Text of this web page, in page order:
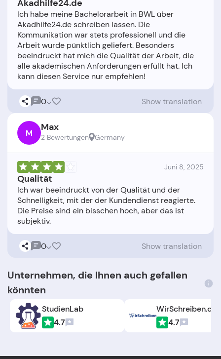
Akadhilfe24.de
Ich habe meine Bachelorarbeit in BWL über
Akadhilfe24.de schreiben lassen. Die
Kommunikation war stets professionell und die
Arbeit wurde pünktlich geliefert. Besonders
beeindruckt hat mich die Qualität der Arbeit, die
alle akademischen Anforderungen erfüllt hat. Ich
0 Show translation
M Max
2 Bewertungen Germany
Juni 8, 2025
Qualität
Ich war beeindruckt von der Qualität und der
Schnelligkeit, mit der der Kundendienst reagierte.
Die Preise sind ein bisschen hoch, aber das ist
0 Show translation
Unternehmen, die Ihnen auch gefallen
könnten
StudienLab
4.7
4.7